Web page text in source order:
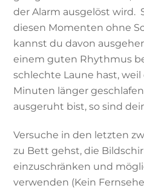
der Alarm ausgelöst wird.
diesen Momenten ohne
kannst du davon
einem guten Rhythmus
schlechte Laune hast,
Minuten länger
ausgeruht bist, so sind
Versuche in den letzten
zu Bett gehst, die
einzuschränken und
verwenden (Kein